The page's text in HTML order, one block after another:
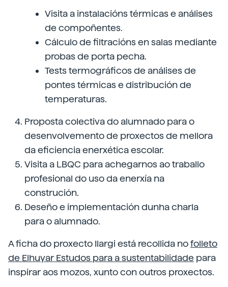
Visita a instalacións térmicas e análises
de compoñentes.
Cálculo de filtracións en salas mediante
probas de porta pecha.
Tests termográficos de análises de
pontes térmicas e distribución de
temperaturas.
Proposta colectiva do alumnado para o
desenvolvemento de proxectos de mellora
da eficiencia enerxética escolar.
Visita a LBQC para achegarnos ao traballo
profesional do uso da enerxía na
construción.
Deseño e implementación dunha charla
para o alumnado.
A ficha do proxecto Ilargi está recollida nofolleto
de Elhuyar Estudos para a sustentabilidade para
inspirar aos mozos, xunto con outros proxectos.